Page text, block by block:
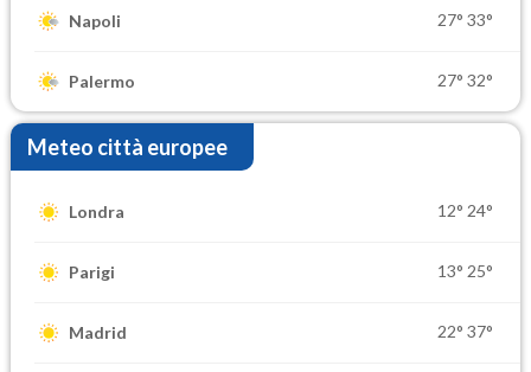
Napoli 27° 33°
Palermo 27° 32°
Meteo città europee
Londra 12° 24°
Parigi 13° 25°
Madrid 22° 37°